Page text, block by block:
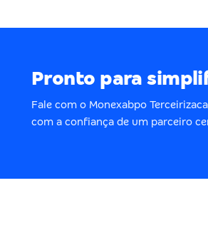
Pronto para
Fale com o Monexabpo
com a confiança de um parceiro